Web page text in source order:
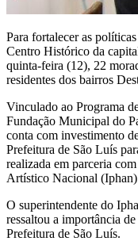
Para fortalecer as
Centro Histórico da
quinta-feira (12), 22
residentes dos bairros
Vinculado ao Programa
Fundação Municipal do
conta com investimento
Prefeitura de São Luís
realizada em parceria
Artístico Nacional
O superintendente do
ressaltou a importância
Prefeitura de São Luís.